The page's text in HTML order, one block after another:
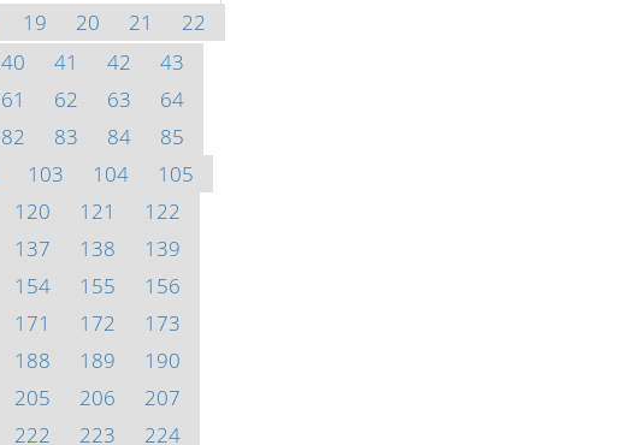
19 20 21
22
40 41 42
43
61 62 63
64
82 83 84
85
103 104
105
120 121
122
137 138
139
154 155
156
171 172
173
188 189
190
205 206
207
222 223 224